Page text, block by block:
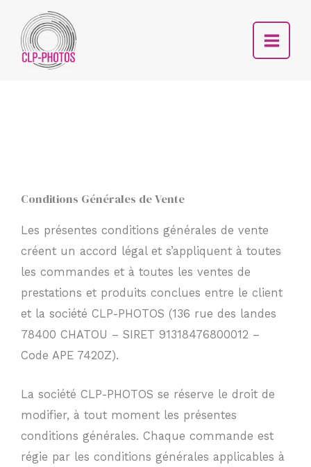
contenu
Conditions Générales de Vente
Les présentes conditions générales de vente
créent un accord légal et s’appliquent à toutes
les commandes et à toutes les ventes de
prestations et produits conclues entre le client
et la société CLP-PHOTOS (136 rue des landes
78400 CHATOU – SIRET 91318476800012 –
Code APE 7420Z).
La société CLP-PHOTOS se réserve le droit de
modifier, à tout moment les présentes
conditions générales. Chaque commande est
régie par les conditions générales applicables à